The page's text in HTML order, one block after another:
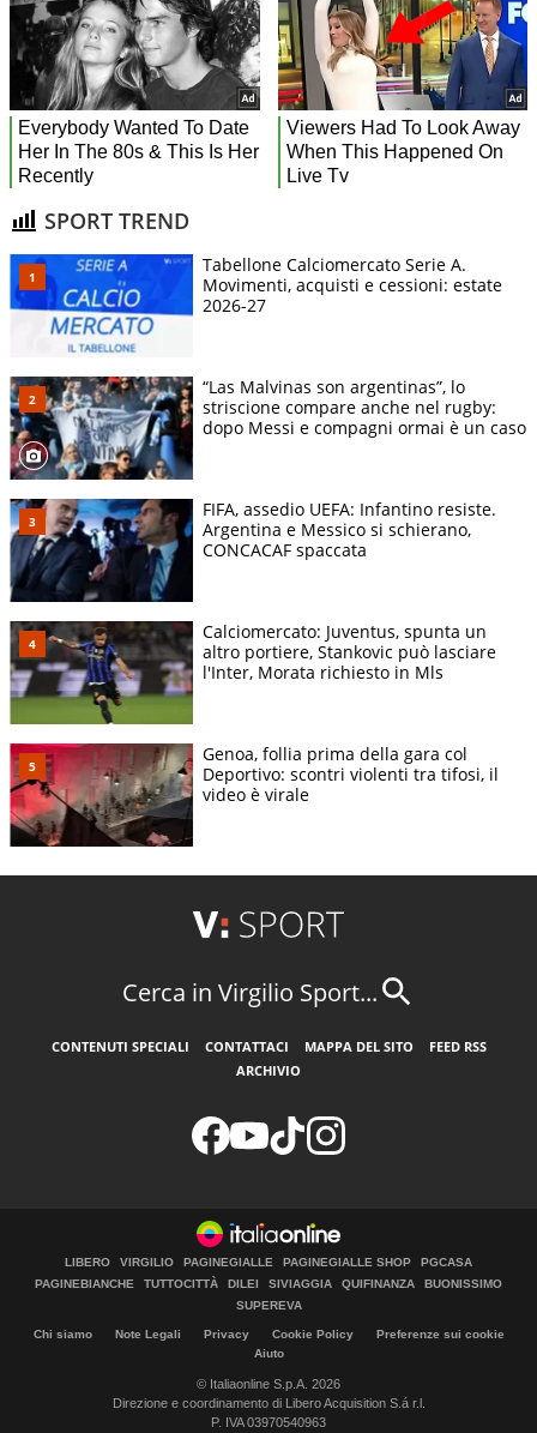
SPORT TREND
Tabellone Calciomercato Serie A.
Movimenti, acquisti e cessioni: estate
2026-27
“Las Malvinas son argentinas”, lo
striscione compare anche nel rugby:
dopo Messi e compagni ormai è un caso
FIFA, assedio UEFA: Infantino resiste.
Argentina e Messico si schierano,
CONCACAF spaccata
Calciomercato: Juventus, spunta un
altro portiere, Stankovic può lasciare
l'Inter, Morata richiesto in Mls
Genoa, follia prima della gara col
Deportivo: scontri violenti tra tifosi, il
video è virale
Cerca in Virgilio Sport...
CONTENUTI SPECIALI CONTATTACI MAPPA DEL SITO
FEED RSS
ARCHIVIO
LIBERO VIRGILIO PAGINEGIALLE PAGINEGIALLE SHOP
PGCASA
PAGINEBIANCHE
TUTTOCITTÀ DILEI SIVIAGGIA QUIFINANZA
BUONISSIMO
SUPEREVA
Chi siamo Note Legali Privacy Cookie Policy
Preferenze sui cookie
Aiuto
© Italiaonline S.p.A. 2026
Direzione e coordinamento di Libero Acquisition S.á r.l.
P. IVA 03970540963